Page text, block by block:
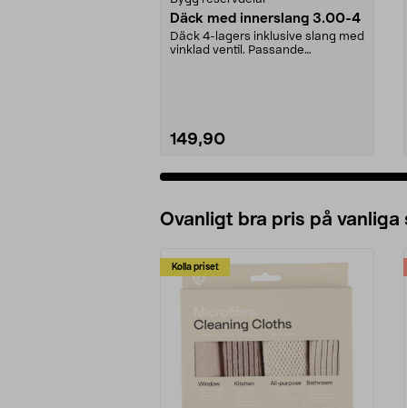
Däck med innerslang 3.00-4
Däck 4-lagers inklusive slang med
vinklad ventil. Passande
149,90
Ovanligt bra pris på vanliga
Kolla priset